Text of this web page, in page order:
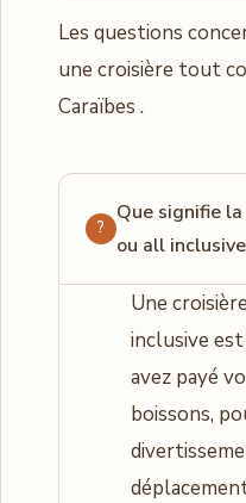
Les questions
une croisière tout
Caraïbes .
Que signifie
ou all
Une
inclusive
avez payé
boissons,